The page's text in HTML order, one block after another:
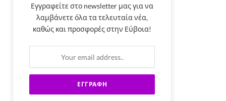
Εγγραφείτε στο newsletter μας για να
λαμβάνετε όλα τα τελευταία νέα,
καθώς και προσφορές στην Εύβοια!